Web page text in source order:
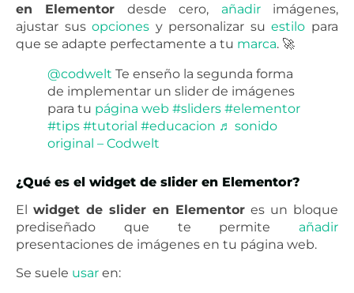
en Elementor desde cero, añadirimágenes,
ajustar susopciones y personalizar suestilo para
que se adapte perfectamente a tu marca. 🚀
@codwelt Te enseño la segunda forma
de implementar un slider de imágenes
para tu página web #sliders #elementor
#tips #tutorial #educacion ♬ sonido
original – Codwelt
¿Qué es el widget de slider en Elementor?
El widget de slider en Elementor es un bloque
prediseñado que te permite añadir
presentaciones de imágenes en tu página web.
Se suele usar en: